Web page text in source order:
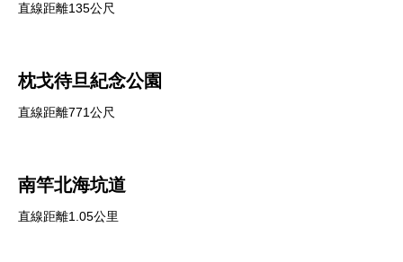
直線距離135公尺
枕戈待旦紀念公園
直線距離771公尺
南竿北海坑道
直線距離1.05公里